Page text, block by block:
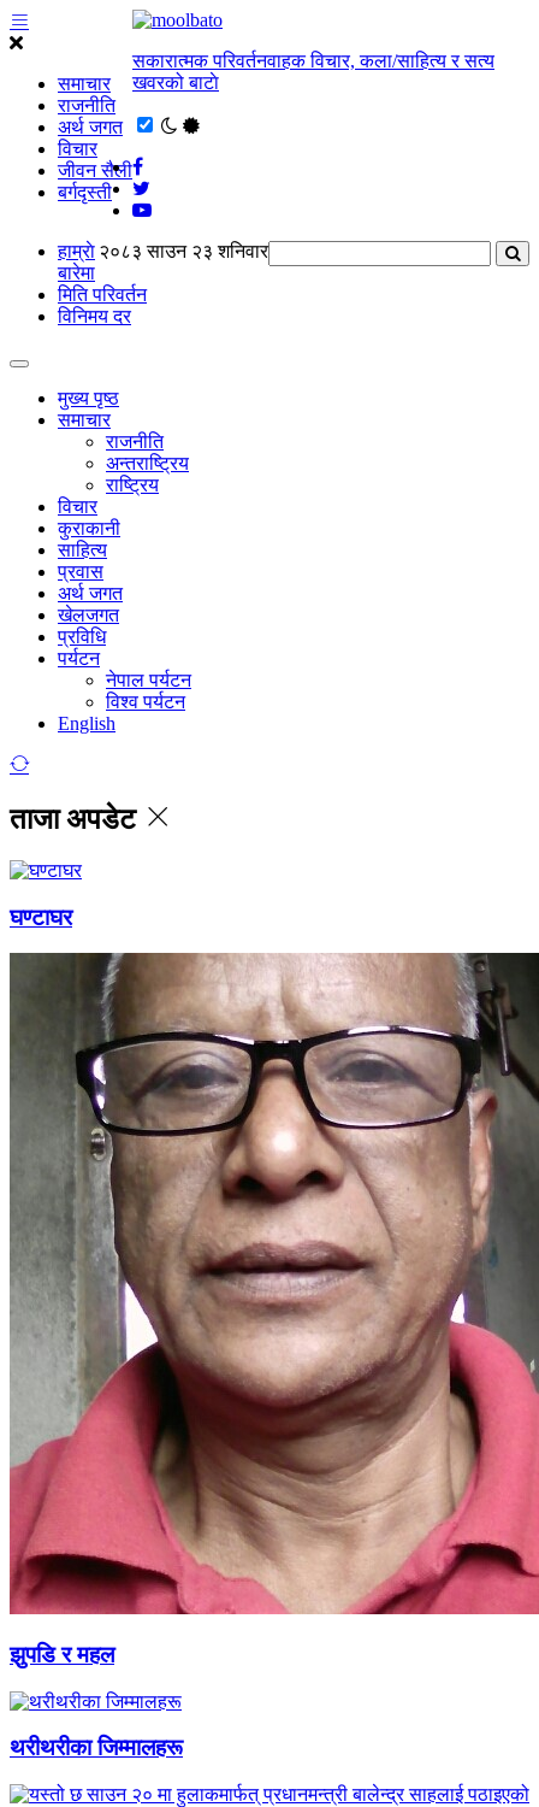
समाचार
राजनीति
अर्थ जगत
विचार
जीवन सैली
बर्गदृस्ती
सकारात्मक परिवर्तनवाहक विचार, कला/साहित्य र सत्य
खवरको बाटाे
२०८३ साउन २३ शनिवार
हाम्राे
बारेमा
मिति परिवर्तन
विनिमय दर
मुख्य पृष्ठ
समाचार
राजनीति
अन्तराष्ट्रिय
राष्ट्रिय
विचार
कुराकानी
साहित्य
प्रवास
अर्थ जगत
खेलजगत
प्रविधि
पर्यटन
नेपाल पर्यटन
विश्व पर्यटन
English
ताजा अपडेट
घण्टाघर
झुपडि र महल
थरीथरीका जिम्मालहरू